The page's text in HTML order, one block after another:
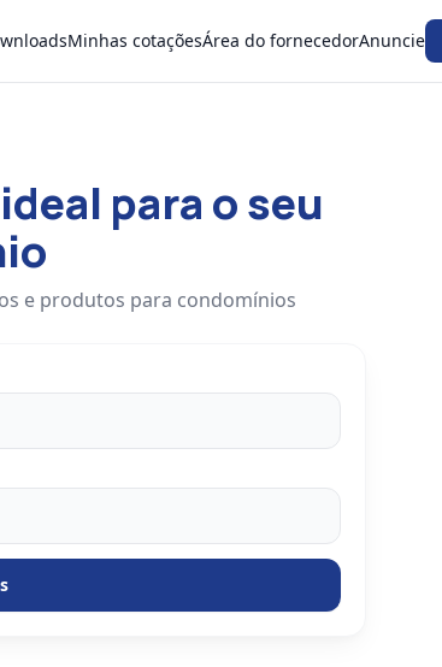
Minhas cotaçõesÁrea do fornecedorAnuncie
para o seu
e produtos para condomínios